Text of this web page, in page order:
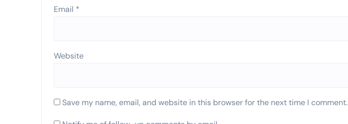
Email *
Website
Save my name, email, and website in this browser for the next time I comment.